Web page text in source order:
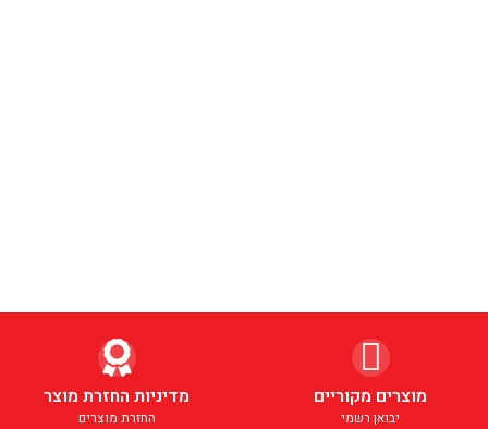
מוצרים מקוריים
יבואן רשמי
מדיניות החזרת מוצר
החזרת מוצרים